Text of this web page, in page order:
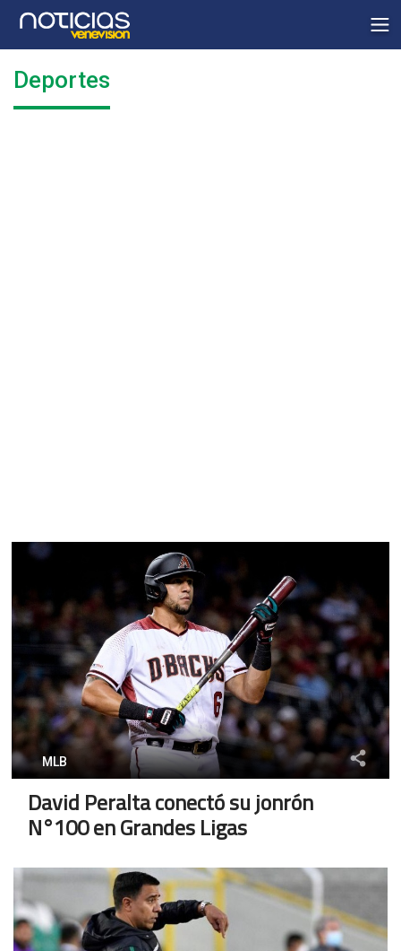
Deportes
MLB
David Peralta conectó su jonrón
N°100 en Grandes Ligas